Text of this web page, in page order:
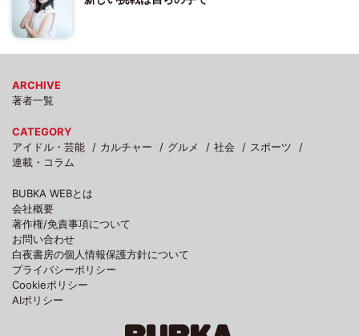
ARCHIVE
著者一覧
CATEGORY
アイドル・芸能
カルチャー グルメ 社会
スポーツ
連載・コラム
BUBKA WEBとは
会社概要
著作権/免責事項について
お問い合わせ
白夜書房の個人情報保護方針について
プライバシーポリシー
Cookieポリシー
AIポリシー